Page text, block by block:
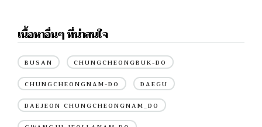
เนื้อหาอื่นๆ ที่น่าสนใจ
BUSAN CHUNGCHEONGBUK-DO
CHUNGCHEONGNAM-DO DAEGU
DAEJEON CHUNGCHEONGNAM_DO